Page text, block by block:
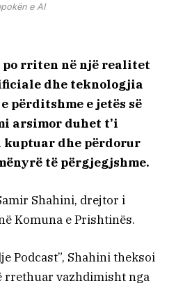
e AI
po rriten në një realitet
dhe teknologjia
përditshme e jetës së
arsimor duhet t’i
kuptuar dhe përdorur
të përgjegjshme.
Shahini, drejtor i
Komuna e Prishtinës.
Podcast”, Shahini theksoi
rrethuar vazhdimisht nga